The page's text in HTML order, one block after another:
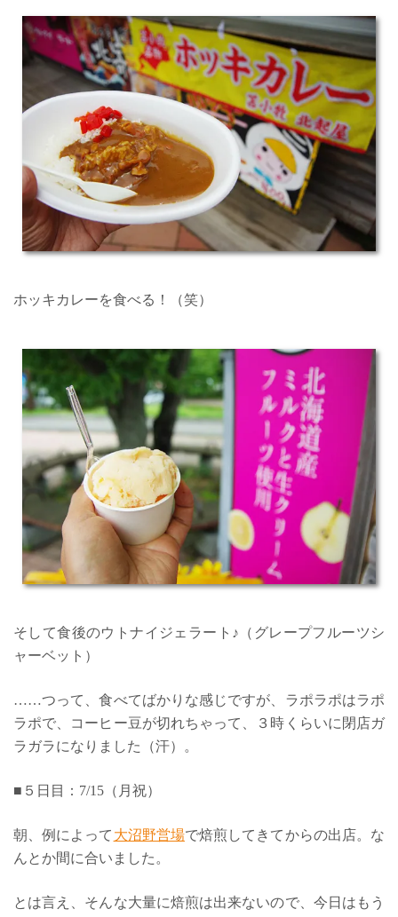
ホッキカレーを食べる！（笑）
そして食後のウトナイジェラート♪（グレープフルーツシ
ャーベット）
……つって、食べてばかりな感じですが、ラポラポはラポ
ラポで、コーヒー豆が切れちゃって、３時くらいに閉店ガ
ラガラになりました（汗）。
■５日目：7/15（月祝）
朝、例によって 大沼野営場で焙煎してきてからの出店。な
んとか間に合いました。
とは言え、そんな大量に焙煎は出来ないので、今日はもう